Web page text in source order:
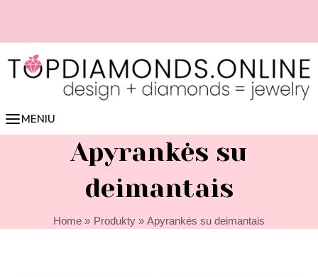
📏 Lengvai nustatyk žiedo dydį online 👉 spausk čia
MENIU
Apyrankės su
deimantais
Home Produkty Apyrankės su deimantais